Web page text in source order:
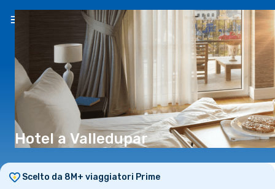
IT(€)
Hotel a Valledupar
Scelto da 8M+ viaggiatori Prime